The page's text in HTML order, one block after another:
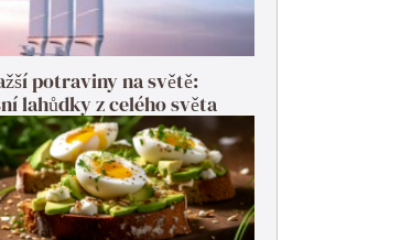
potraviny na světě:
lahůdky z celého světa